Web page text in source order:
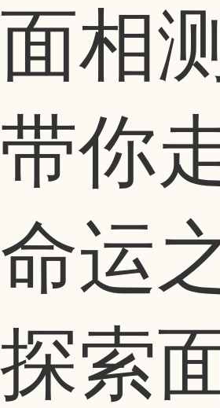
面相
带你
命运
探索